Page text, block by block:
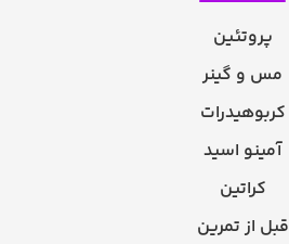
پروتئین
مس و گینر
کربوهیدرات
آمینو اسید
کراتین
قبل از تمرین